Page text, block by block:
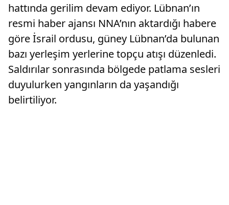
hattında gerilim devam ediyor. Lübnan’ın
resmi haber ajansı NNA’nın aktardığı habere
göre İsrail ordusu, güney Lübnan’da bulunan
bazı yerleşim yerlerine topçu atışı düzenledi.
Saldırılar sonrasında bölgede patlama sesleri
duyulurken yangınların da yaşandığı
belirtiliyor.